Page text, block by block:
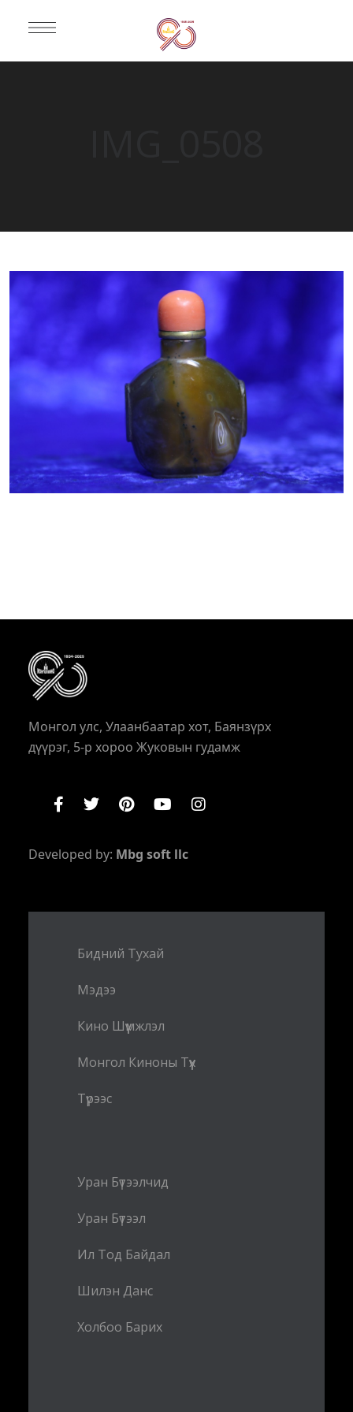
Монгол улс, Улаанбаатар хот, Баянзүрх
дүүрэг, 5-р хороо Жуковын гудамж
Developed by: Mbg soft llc
Бидний Тухай
Мэдээ
Кино Шүүмжлэл
Монгол Киноны Түүх
Түрээс
Уран Бүтээлчид
Уран Бүтээл
Ил Тод Байдал
Шилэн Данс
Холбоо Барих